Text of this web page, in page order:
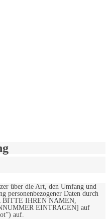
über die Art, den Umfang und
personenbezogener Daten durch
BITTE IHREN NAMEN,
EINTRAGEN] auf
auf.